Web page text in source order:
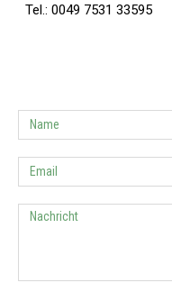
Tel.: 0049 7531 33595